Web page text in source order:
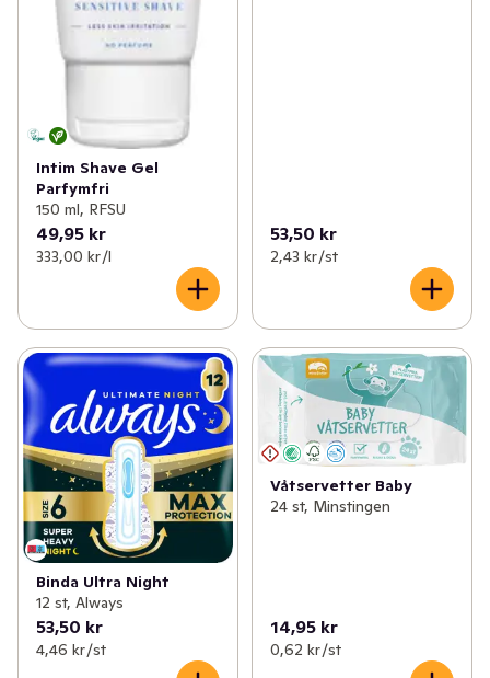
Intim Shave Gel
Parfymfri
150 ml, RFSU
49,95 kr
333,00 kr /l
53,50 kr
2,43 kr /st
Binda Ultra Night
12 st, Always
53,50 kr
4,46 kr /st
Våtservetter Baby
24 st, Minstingen
14,95 kr
0,62 kr /st